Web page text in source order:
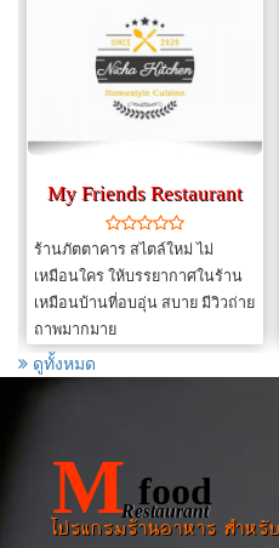
My Friends Restaurant
ร้านภัตตาคาร สไตล์ใหม่ ไม่
เหมือนใคร ให้บรรยากาศในร้าน
เหมือนบ้านที่อบอุ่น สบาย มีวิวถ่าย
ถาพมากมาย
ดูทั้งหมด
M food
Restaurant
โปรแกรมร้านอาหาร สำหรับ